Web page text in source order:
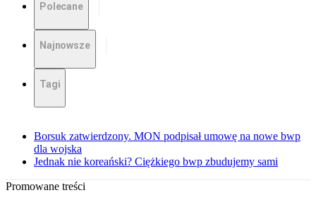
Polecane
Najnowsze
Tagi
Borsuk zatwierdzony. MON podpisał umowę na nowe bwp
dla wojska
Jednak nie koreański? Ciężkiego bwp zbudujemy sami
Promowane treści